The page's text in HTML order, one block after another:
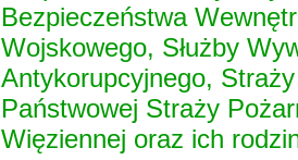
Bezpieczeństwa
Wojskowego, Służby
Antykorupcyjnego,
Państwowej Straży
Więziennej oraz ich